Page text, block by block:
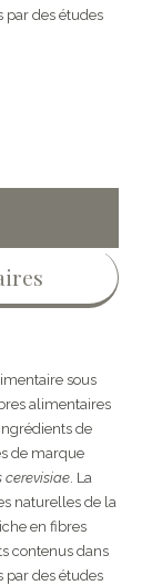
par des études
sous
alimentaires
de
de marque
cerevisiae . La
naturelles de la
en fibres
contenus dans
par des études